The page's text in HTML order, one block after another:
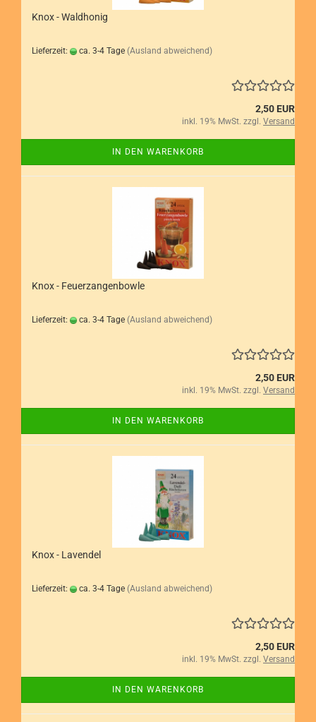
Knox - Waldhonig
Lieferzeit: ca. 3-4 Tage (Ausland abweichend)
2,50 EUR
inkl. 19% MwSt. zzgl. Versand
IN DEN WARENKORB
Knox - Feuerzangenbowle
Lieferzeit: ca. 3-4 Tage (Ausland abweichend)
2,50 EUR
inkl. 19% MwSt. zzgl. Versand
IN DEN WARENKORB
Knox - Lavendel
Lieferzeit: ca. 3-4 Tage (Ausland abweichend)
2,50 EUR
inkl. 19% MwSt. zzgl. Versand
IN DEN WARENKORB